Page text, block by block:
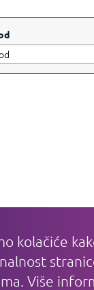
kolačiće
Više